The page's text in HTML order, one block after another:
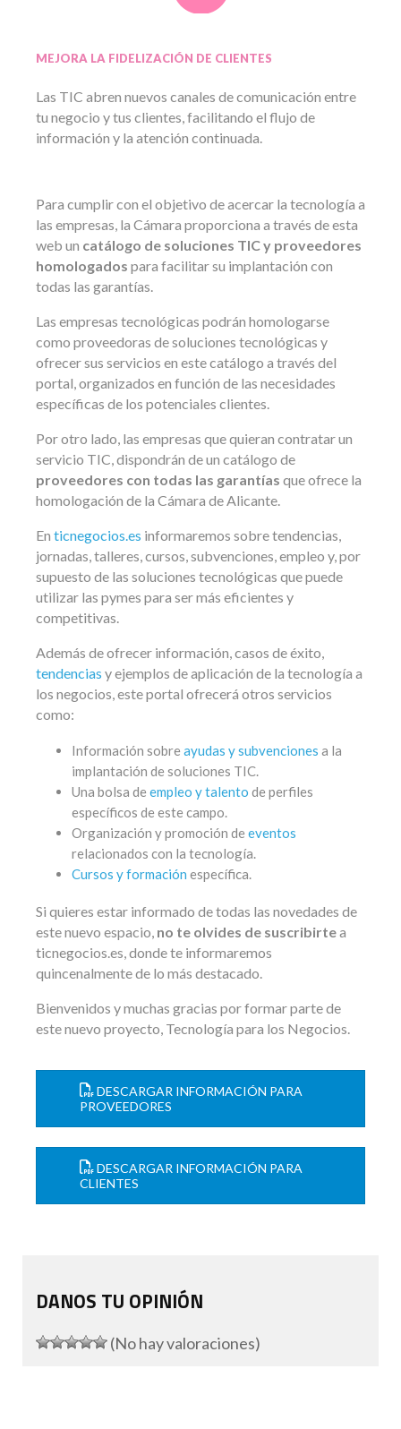
MEJORA LA FIDELIZACIÓN DE CLIENTES
Las TIC abren nuevos canales de comunicación entre
tu negocio y tus clientes, facilitando el flujo de
información y la atención continuada.
Para cumplir con el objetivo de acercar la tecnología a
las empresas, la Cámara proporciona a través de esta
web un catálogo de soluciones TIC y proveedores
homologados para facilitar su implantación con
todas las garantías.
Las empresas tecnológicas podrán homologarse
como proveedoras de soluciones tecnológicas y
ofrecer sus servicios en este catálogo a través del
portal, organizados en función de las necesidades
específicas de los potenciales clientes.
Por otro lado, las empresas que quieran contratar un
servicio TIC, dispondrán de un catálogo de
proveedores con todas las garantías que ofrece la
homologación de la Cámara de Alicante.
En ticnegocios.es informaremos sobre tendencias,
jornadas, talleres, cursos, subvenciones, empleo y, por
supuesto de las soluciones tecnológicas que puede
utilizar las pymes para ser más eficientes y
competitivas.
Además de ofrecer información, casos de éxito,
tendencias y ejemplos de aplicación de la tecnología a
los negocios, este portal ofrecerá otros servicios
como:
Información sobre ayudas y subvenciones a la
implantación de soluciones TIC.
Una bolsa de empleo y talento de perfiles
específicos de este campo.
Organización y promoción de eventos
relacionados con la tecnología.
Cursos y formación específica.
Si quieres estar informado de todas las novedades de
este nuevo espacio, no te olvides de suscribirtea
ticnegocios.es, donde te informaremos
quincenalmente de lo más destacado.
Bienvenidos y muchas gracias por formar parte de
este nuevo proyecto, Tecnología para los Negocios.
DESCARGAR INFORMACIÓN PARA
PROVEEDORES
DESCARGAR INFORMACIÓN PARA
CLIENTES
DANOS TU OPINIÓN
(No hay valoraciones)